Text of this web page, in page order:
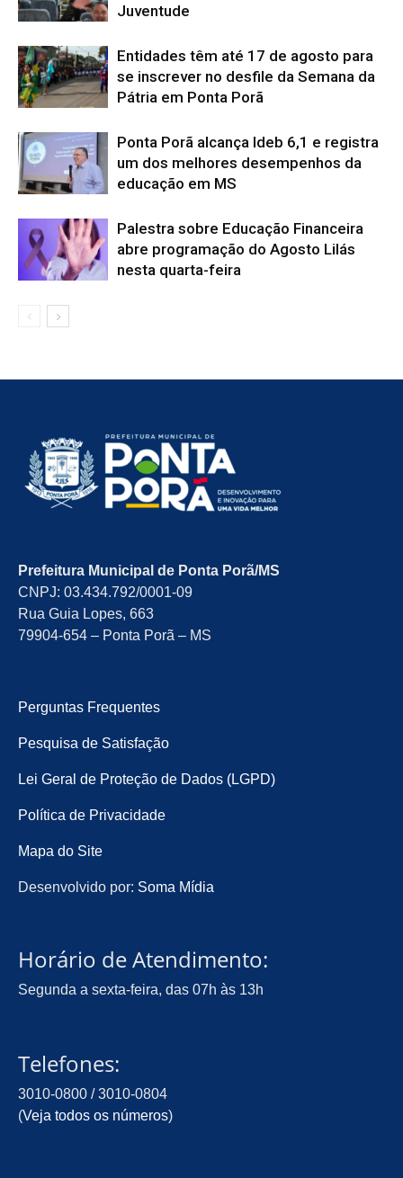
Juventude
Entidades têm até 17 de agosto para
se inscrever no desfile da Semana da
Pátria em Ponta Porã
Ponta Porã alcança Ideb 6,1 e registra
um dos melhores desempenhos da
educação em MS
Palestra sobre Educação Financeira
abre programação do Agosto Lilás
nesta quarta-feira
Prefeitura Municipal de Ponta Porã/MS
CNPJ: 03.434.792/0001-09
Rua Guia Lopes, 663
79904-654 – Ponta Porã – MS
Perguntas Frequentes
Pesquisa de Satisfação
Lei Geral de Proteção de Dados (LGPD)
Política de Privacidade
Mapa do Site
Desenvolvido por: Soma Mídia
Horário de Atendimento:
Segunda a sexta-feira, das 07h às 13h
Telefones:
3010-0800 / 3010-0804
(Veja todos os números)